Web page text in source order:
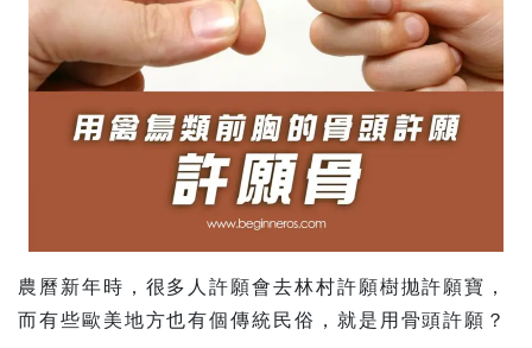
農曆新年時，很多人許願會去林村許願樹拋許願寶，
而有些歐美地方也有個傳統民俗，就是用骨頭許願？